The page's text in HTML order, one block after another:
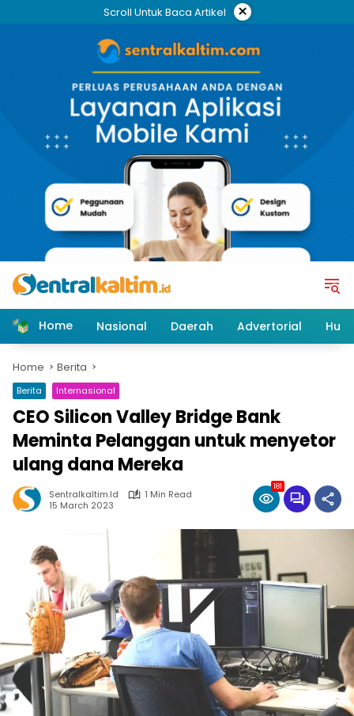
Scroll Untuk Baca Artikel ×
Home Nasional Daerah Advertorial
Home Berita
Berita Internasional
CEO Silicon Valley Bridge Bank
Meminta Pelanggan untuk menyetor
ulang dana Mereka
Sentralkaltim.id
1 Min Read
15 March 2023
181